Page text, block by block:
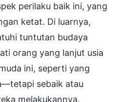
perilaku baik ini, yang
ketat. Di luarnya,
tuntutan budaya
orang yang lanjut usia
ini, seperti yang
sebaik atau
melakukannya,